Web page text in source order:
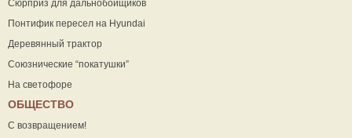
Сюрприз для дальнобойщиков
Понтифик пересел на Hyundai
Деревянный трактор
Союзнические “покатушки”
На светофоре
ОБЩЕСТВО
С возвращением!